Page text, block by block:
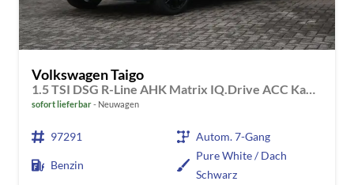
Volkswagen Taigo
sofort lieferbar Neuwagen
97291 Autom. 7-Gang
Benzin
Pure White / Dach
Schwarz